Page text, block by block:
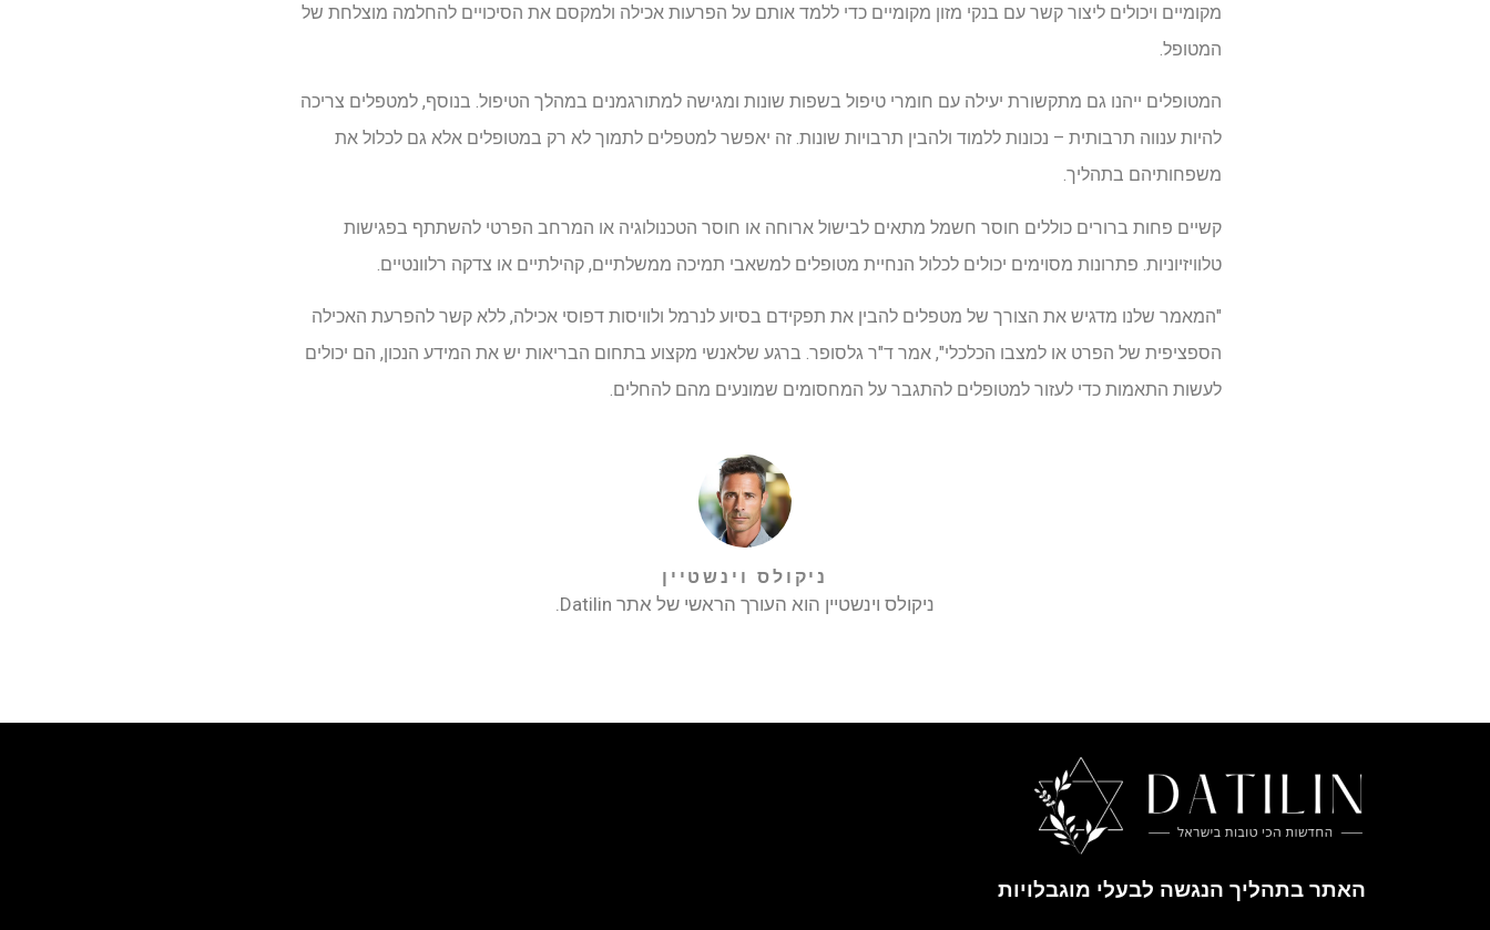
מקומיים ויכולים ליצור קשר עם בנקי מזון מקומיים כדי ללמד אותם על הפרעות אכילה ולמקסם את הסיכויים להחלמה מוצלחת של
המטופל.
המטופלים ייהנו גם מתקשורת יעילה עם חומרי טיפול בשפות שונות ומגישה למתורגמנים במהלך הטיפול. בנוסף, למטפלים צריכה
להיות ענווה תרבותית – נכונות ללמוד ולהבין תרבויות שונות. זה יאפשר למטפלים לתמוך לא רק במטופלים אלא גם לכלול את
משפחותיהם בתהליך.
קשיים פחות ברורים כוללים חוסר חשמל מתאים לבישול ארוחה או חוסר הטכנולוגיה או המרחב הפרטי להשתתף בפגישות
טלוויזיוניות. פתרונות מסוימים יכולים לכלול הנחיית מטופלים למשאבי תמיכה ממשלתיים, קהילתיים או צדקה רלוונטיים.
"המאמר שלנו מדגיש את הצורך של מטפלים להבין את תפקידם בסיוע לנרמל ולוויסות דפוסי אכילה, ללא קשר להפרעת האכילה
הספציפית של הפרט או למצבו הכלכלי", אמר ד"ר גלסופר. ברגע שלאנשי מקצוע בתחום הבריאות יש את המידע הנכון, הם יכולים
לעשות התאמות כדי לעזור למטופלים להתגבר על המחסומים שמונעים מהם להחלים.
ניקולס וינשטיין
ניקולס וינשטיין הוא העורך הראשי של אתר Datilin.
האתר בתהליך הנגשה לבעלי מוגבלויות